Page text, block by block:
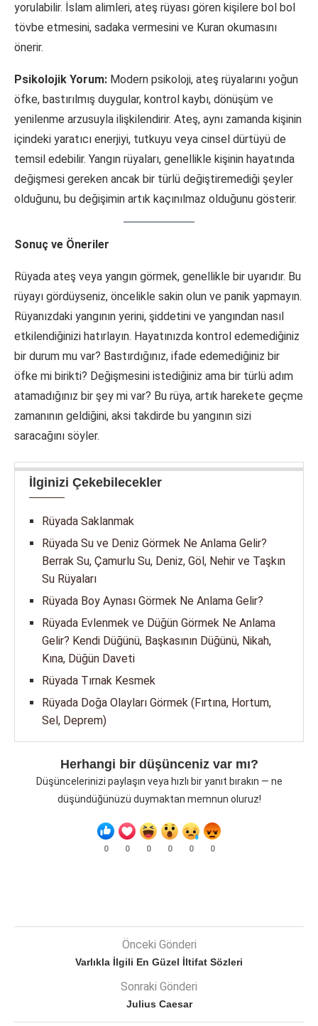
yorulabilir. İslam alimleri, ateş rüyası gören kişilere bol bol
tövbe etmesini, sadaka vermesini ve Kuran okumasını
önerir.
Psikolojik Yorum: Modern psikoloji, ateş rüyalarını yoğun
öfke, bastırılmış duygular, kontrol kaybı, dönüşüm ve
yenilenme arzusuyla ilişkilendirir. Ateş, aynı zamanda kişinin
içindeki yaratıcı enerjiyi, tutkuyu veya cinsel dürtüyü de
temsil edebilir. Yangın rüyaları, genellikle kişinin hayatında
değişmesi gereken ancak bir türlü değiştiremediği şeyler
olduğunu, bu değişimin artık kaçınılmaz olduğunu gösterir.
Sonuç ve Öneriler
Rüyada ateş veya yangın görmek, genellikle bir uyarıdır. Bu
rüyayı gördüyseniz, öncelikle sakin olun ve panik yapmayın.
Rüyanızdaki yangının yerini, şiddetini ve yangından nasıl
etkilendiğinizi hatırlayın. Hayatınızda kontrol edemediğiniz
bir durum mu var? Bastırdığınız, ifade edemediğiniz bir
öfke mi birikti? Değişmesini istediğiniz ama bir türlü adım
atamadığınız bir şey mi var? Bu rüya, artık harekete geçme
zamanının geldiğini, aksi takdirde bu yangının sizi
saracağını söyler.
İlginizi Çekebilecekler
Rüyada Saklanmak
Rüyada Su ve Deniz Görmek Ne Anlama Gelir?
Berrak Su, Çamurlu Su, Deniz, Göl, Nehir ve Taşkın
Su Rüyaları
Rüyada Boy Aynası Görmek Ne Anlama Gelir?
Rüyada Evlenmek ve Düğün Görmek Ne Anlama
Gelir? Kendi Düğünü, Başkasının Düğünü, Nikah,
Kına, Düğün Daveti
Rüyada Tırnak Kesmek
Rüyada Doğa Olayları Görmek (Fırtına, Hortum,
Sel, Deprem)
Herhangi bir düşünceniz var mı?
Düşüncelerinizi paylaşın veya hızlı bir yanıt bırakın — ne
düşündüğünüzü duymaktan memnun oluruz!
0 0 0 0 0 0
Önceki Gönderi
Varlıkla İlgili En Güzel İltifat Sözleri
Sonraki Gönderi
Julius Caesar